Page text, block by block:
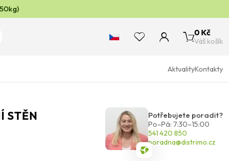
0 Kč
Váš košík
AktualityKontakty
STĚN
Potřebujete poradit?
Po–Pá: 7:30–15:00
541 420 850
poradna@distrimo.cz